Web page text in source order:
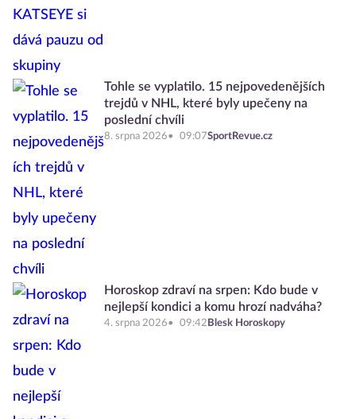
Tohle se vyplatilo. 15 nejpovedenějších
trejdů v NHL, které byly upečeny na
poslední chvíli
8. srpna 2026 09:07SportRevue.cz
Horoskop zdraví na srpen: Kdo bude v
nejlepší kondici a komu hrozí nadváha?
4. srpna 2026 09:42 Blesk Horoskopy